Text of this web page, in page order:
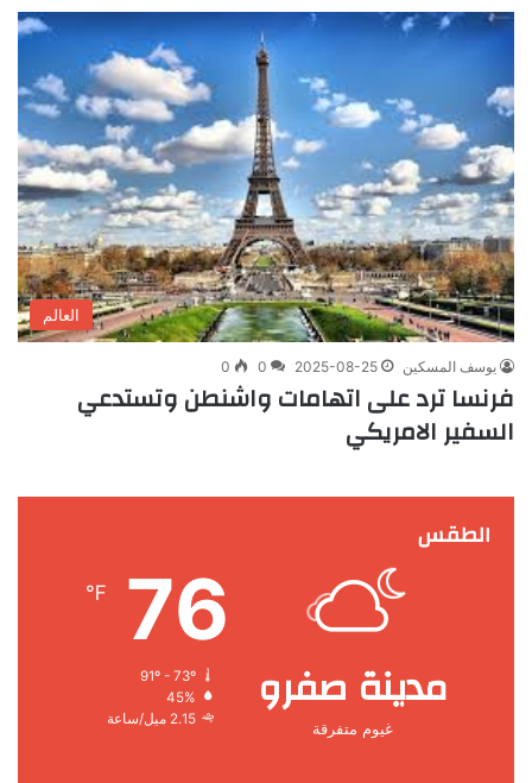
العالم
يوسف المسكين 2025-08-25
0
0
فرنسا ترد على اتهامات واشنطن وتستدعي
السفير الامريكي
الطقس
مدينة صفرو
غيوم متفرقة
76
℉
91º - 73º
45%
2.15 ميل/ساعة